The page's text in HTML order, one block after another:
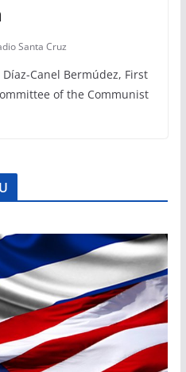
Santa Cruz
Canel Bermúdez, First
of the Communist